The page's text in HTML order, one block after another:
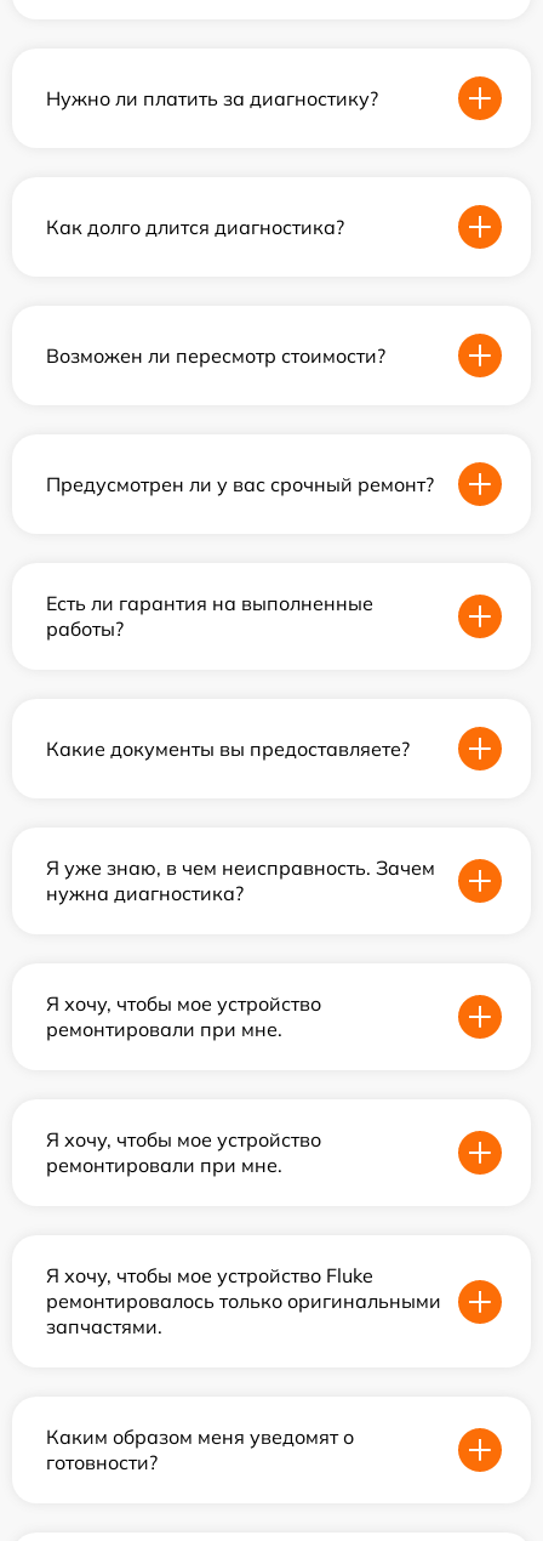
Нужно ли платить за диагностику?
Как долго длится диагностика?
Возможен ли пересмотр стоимости?
Предусмотрен ли у вас срочный ремонт?
Есть ли гарантия на выполненные
работы?
Какие документы вы предоставляете?
Я уже знаю, в чем неисправность. Зачем
нужна диагностика?
Я хочу, чтобы мое устройство
ремонтировали при мне.
Я хочу, чтобы мое устройство
ремонтировали при мне.
Я хочу, чтобы мое устройство Fluke
ремонтировалось только оригинальными
запчастями.
Каким образом меня уведомят о
готовности?